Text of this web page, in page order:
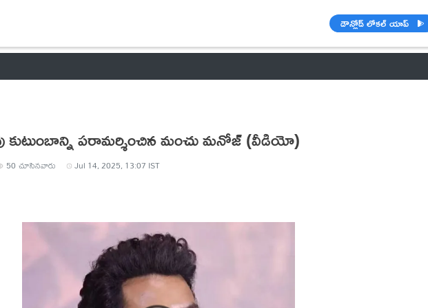
డౌన్లోడ్ లోకల్ యాప్
కుటుంబాన్ని పరామర్శించిన మంచు మనోజ్ (వీడియో)
50 చూసినవారు Jul 14, 2025, 13:07 IST